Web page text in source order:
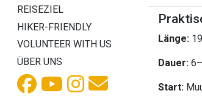
REISEZIEL
HIKER-FRIENDLY
VOLUNTEER WITH US
ÜBER UNS
Länge:
Dauer:
Start: